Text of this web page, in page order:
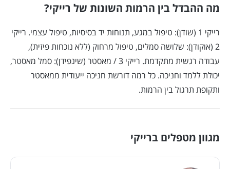
מה ההבדל בין הרמות השונות של רייקי?
רייקי 1 (שודן): טיפול במגע, תנוחות יד בסיסיות, טיפול עצמי. רייקי
2 (אוקודן): שלושה סמלים, טיפול מרחוק (ללא נוכחות פיזית),
עבודה רגשית מתקדמת. רייקי 3 / מאסטר (שינפידן): סמל מאסטר,
יכולת ללמד וחניכה. כל רמה דורשת חניכה ייעודית ממאסטר
ותקופת תרגול בין הרמות.
מגוון מטפלים ברייקי